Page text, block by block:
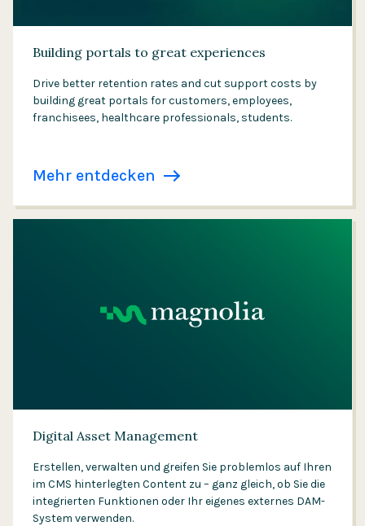
Building portals to great experiences
Drive better retention rates and cut support costs by
building great portals for customers, employees,
franchisees, healthcare professionals, students.
Mehr entdecken
Digital Asset Management
Erstellen, verwalten und greifen Sie problemlos auf Ihren
im CMS hinterlegten Content zu – ganz gleich, ob Sie die
integrierten Funktionen oder Ihr eigenes externes DAM-
System verwenden.